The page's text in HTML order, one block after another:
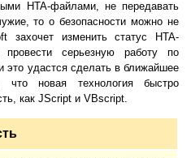
HTA-файлами, не передавать
то о безопасности можно не
захочет изменить статус HTA-
серьезную работу по
это удастся сделать в ближайшее
новая технология быстро
как JScript и VBscript.